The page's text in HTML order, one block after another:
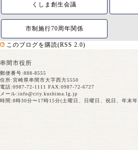
くしま創生会議
市制施行70周年関係
このブログを購読(RSS 2.0)
串間市役所
郵便番号:888-8555
住所:宮崎県串間市大字西方5550
電話:0987-72-1111 FAX:0987-72-6727
メール:info@city.kushima.lg.jp
時間:8時30分〜17時15分(土曜日、日曜日、祝日、年末